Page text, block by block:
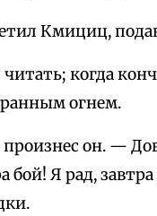
Кмициц,
когда
огнем.
он. —
бой! Я рад,